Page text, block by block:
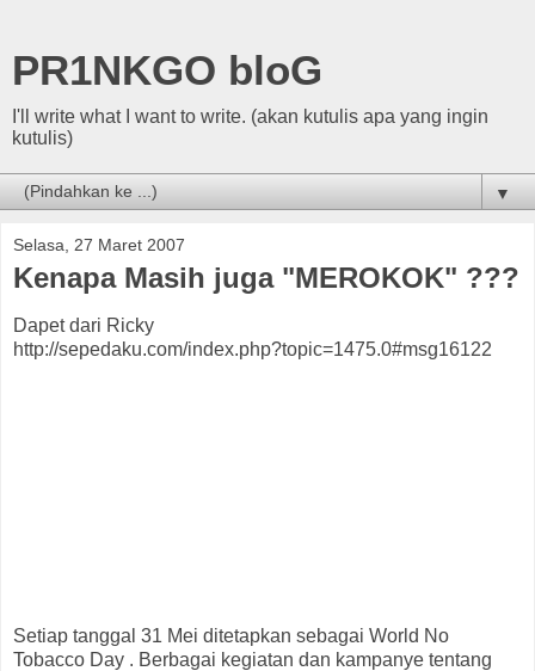
PR1NKGO bloG
I'll write what I want to write. (akan kutulis apa yang ingin
kutulis)
▼
Selasa, 27 Maret 2007
Kenapa Masih juga "MEROKOK" ???
Dapet dari Ricky
http://sepedaku.com/index.php?topic=1475.0#msg16122
Setiap tanggal 31 Mei ditetapkan sebagai World No
Tobacco Day . Berbagai kegiatan dan kampanye tentang